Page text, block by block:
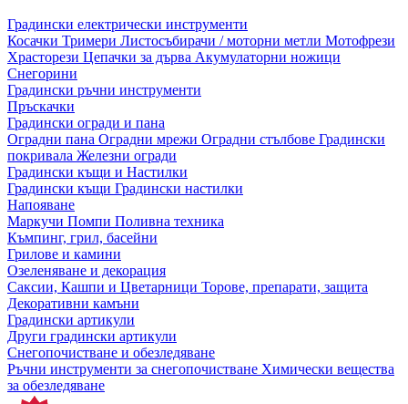
Градински електрически инструменти
Косачки Тримери Листосъбирачи / моторни метли Мотофрези
Храсторези Цепачки за дърва Акумулаторни ножици
Снегорини
Градински ръчни инструменти
Пръскачки
Градински огради и пана
Оградни пана Оградни мрежи Оградни стълбове Градински
покривала Железни огради
Градински къщи и Настилки
Градински къщи Градински настилки
Напояване
Маркучи Помпи Поливна техника
Къмпинг, грил, басейни
Грилове и камини
Озеленяване и декорация
Саксии, Кашпи и Цветарници Торове, препарати, защита
Декоративни камъни
Градински артикули
Други градински артикули
Снегопочистване и обезледяване
Ръчни инструменти за снегопочистване Химически вещества
за обезледяване